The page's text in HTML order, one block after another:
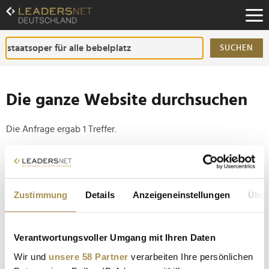
Zustimmung Details Anzeigeneinstellungen
Verantwortungsvoller Umgang mit Ihren Daten
Wir und unsere 58 Partner verarbeiten Ihre persönlichen
Zum
Inhalt
Zur
Fußzeilen-
Navigation
SUCHEN
Die ganze Website durchsuchen
Die Anfrage ergab 1 Treffer.
Tipp
Setzen Sie die gesuchten Wörter zwischen
Anführungszeichen: zb "Vorname Nachname".
"Staatsoper für alle" zieht mehr als 30.000 Besucher
nach Berlin